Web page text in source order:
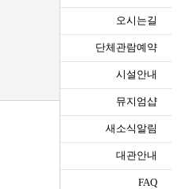
오시는길
단체관람예약
시설안내
뮤지엄샵
새소식알림
대관안내
FAQ